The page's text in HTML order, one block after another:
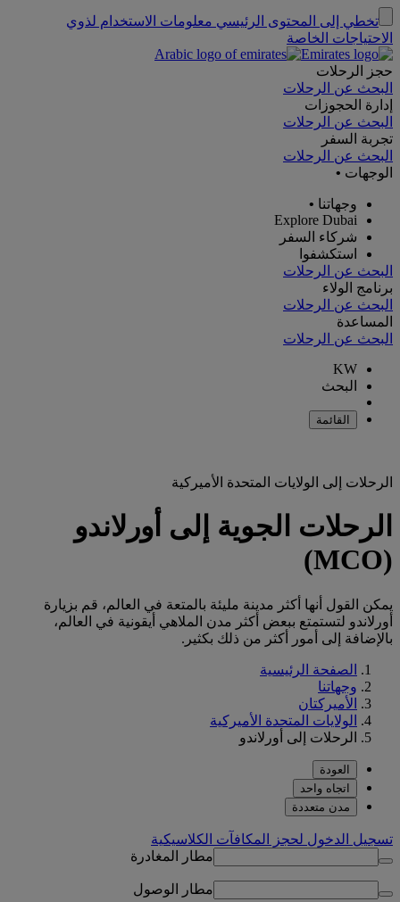
تخطي إلى المحتوى الرئيسي معلومات الاستخدام لذوي
الاحتياجات الخاصة
حجز الرحلات
البحث عن الرحلات
إدارة الحجوزات
البحث عن الرحلات
تجربة السفر
البحث عن الرحلات
الوجهات •
وجهاتنا •
Explore Dubai
شركاء السفر
استكشفوا
البحث عن الرحلات
برنامج الولاء
البحث عن الرحلات
المساعدة
البحث عن الرحلات
KW
البحث
القائمة
الرحلات إلى الولايات المتحدة الأميركية
الرحلات الجوية إلى أورلاندو
(MCO)
يمكن القول أنها أكثر مدينة مليئة بالمتعة في العالم، قم بزيارة
أورلاندو لتستمتع ببعض أكثر مدن الملاهي أيقونية في العالم،
بالإضافة إلى أمور أكثر من ذلك بكثير.
الصفحة الرئيسية
وجهاتنا
الأميركتان
الولايات المتحدة الأميركية
الرحلات إلى أورلاندو
العودة
اتجاه واحد
مدن متعددة
تسجيل الدخول لحجز المكافآت الكلاسيكية
مطار المغادرة
مطار الوصول